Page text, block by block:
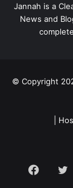
Jannah is a
News and
© Copyright
|